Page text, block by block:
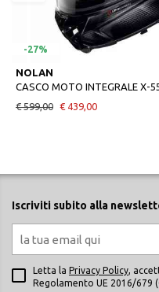
-27%
NOLAN
€ 599,00 € 439,00
Iscriviti subito alla
Letta la Privacy Policy,
Regolamento UE 2016/679